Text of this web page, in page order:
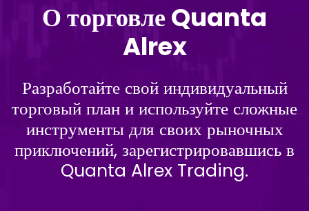
О торговле Quanta
Alrex
Разработайте свой индивидуальный
торговый план и используйте сложные
инструменты для своих рыночных
приключений, зарегистрировавшись в
Quanta Alrex Trading.